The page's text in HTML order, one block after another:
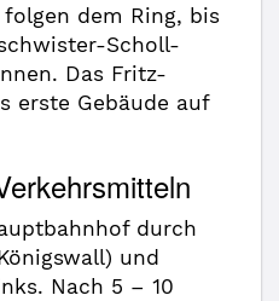
dem Ring, bis
Scholl-
Das Fritz-
erste Gebäude auf
durch
und
Nach 5 – 10